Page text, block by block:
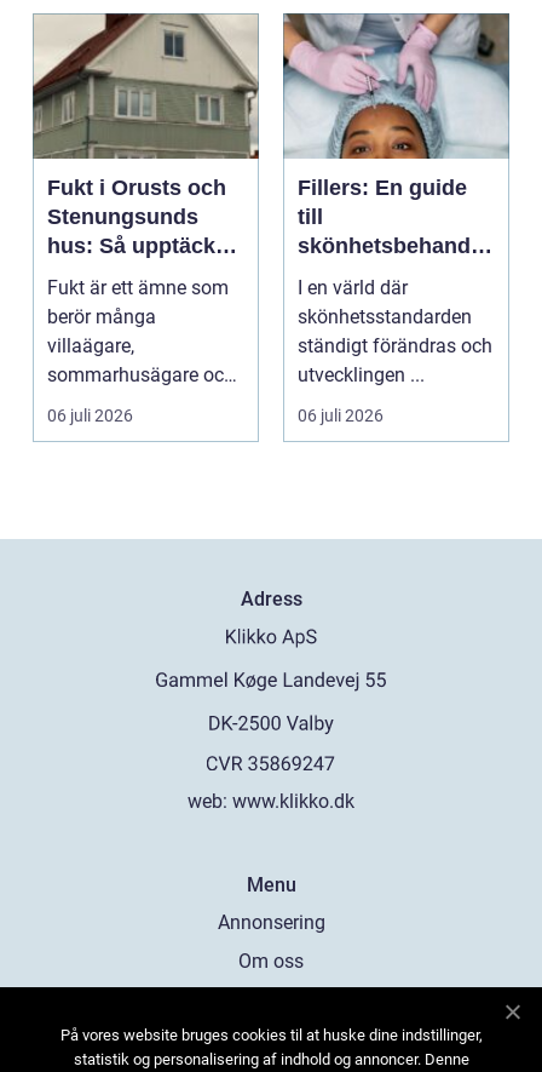
Fukt i Orusts och
Stenungsunds
hus: Så upptäcker
och åtgärdar du
problemet
Fukt är ett ämne som
berör många
villaägare,
sommarhusägare och
bosta...
06 juli 2026
Fillers: En guide
till
skönhetsbehandli
ngar i Stockholm
I en värld där
skönhetsstandarden
ständigt förändras och
utvecklingen ...
06 juli 2026
Adress
web: www.klikko.dk
Menu
Annonsering
Om oss
Kontakta oss
På vores website bruges cookies til at huske dine indstillinger,
statistik og personalisering af indhold og annoncer. Denne